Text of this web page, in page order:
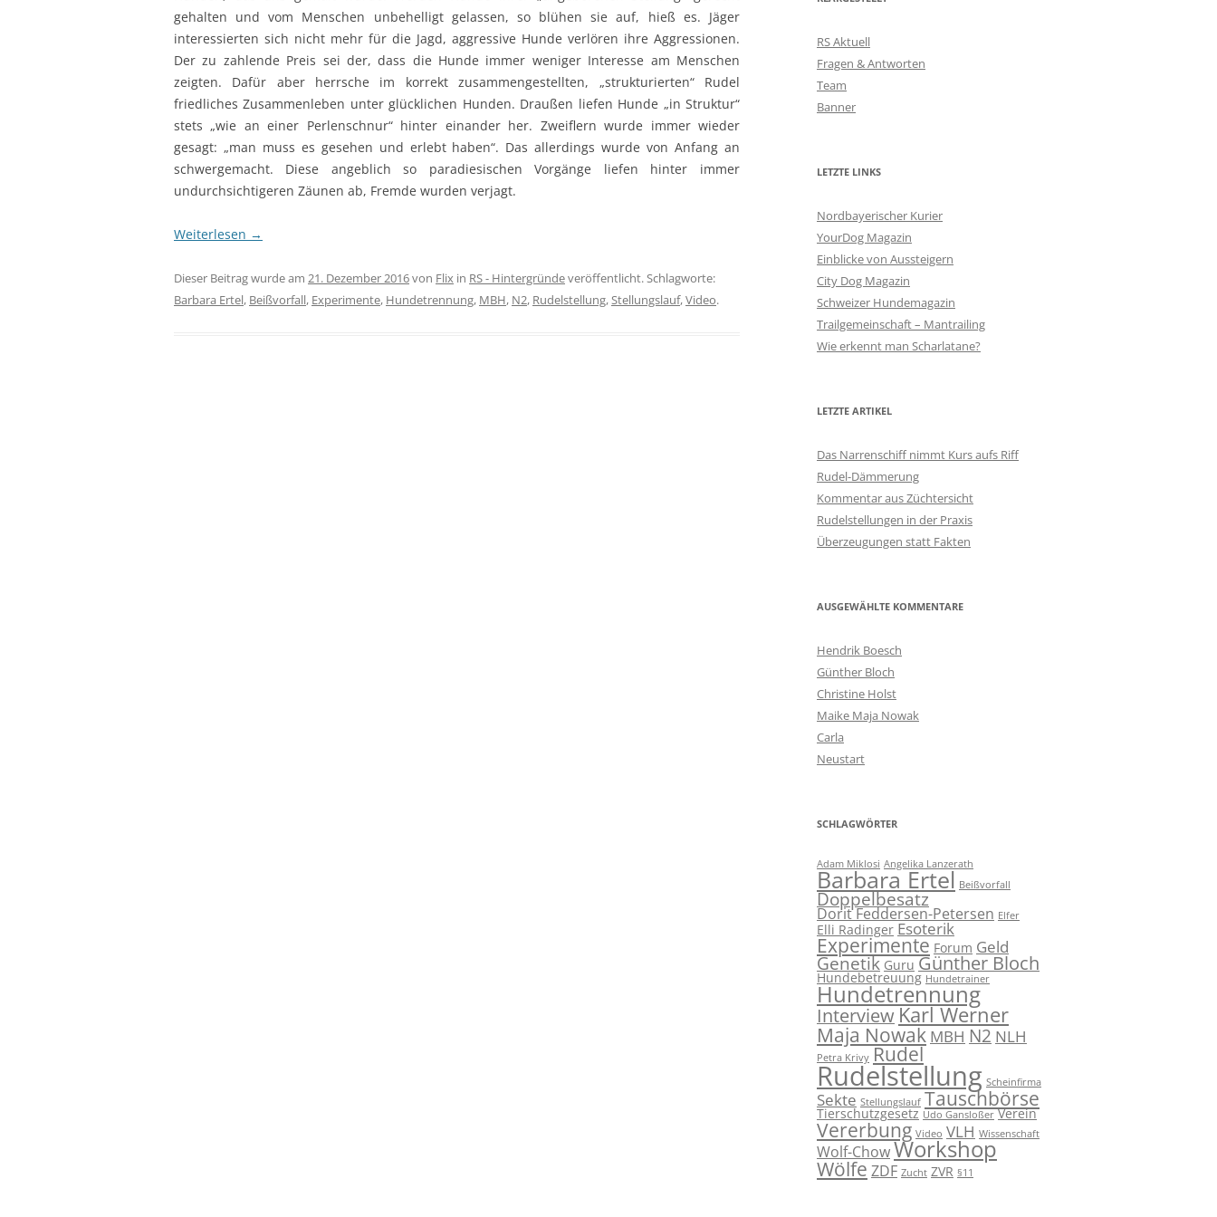
RS – WAS IST DAS? RS-WORKSHOPS
RS-ZITATE
RS-BEWERTUNG
THOMAS RIEPE
STEFAN KIRCHHOFF
MEUTEFÜHRER HEINZ FAHRER
BINDUNGSFORMEN
BLOCH: KANIDENVERBÄNDE
BLOCH IN „WÖLFE UND KINDER“
01/2014
THOMAS RIEPE IN DOGSTODAY
BAUMANN / GANSLOSSER IN „
WUFF“ 7-8 / 2014
GASTBEITRAG PETRA KEIL
SCHON BEIM ALTER VERSCHÄTZT
„NUR CHAOS“
„ERFOLG“ EINES WORKSHOPS
INNEN GUT, AUSSEN BÖSE
gehalten und vom Menschen unbehelligt gelassen, so blühen sie auf, hieß es. Jäger
interessierten sich nicht mehr für die Jagd, aggressive Hunde verlören ihre Aggressionen.
Der zu zahlende Preis sei der, dass die Hunde immer weniger Interesse am Menschen
zeigten. Dafür aber herrsche im korrekt zusammengestellten, „strukturierten“ Rudel
friedliches Zusammenleben unter glücklichen Hunden. Draußen liefen Hunde „in Struktur“
stets „wie an einer Perlenschnur“ hinter einander her. Zweiflern wurde immer wieder
gesagt: „man muss es gesehen und erlebt haben“. Das allerdings wurde von Anfang an
schwergemacht. Diese angeblich so paradiesischen Vorgänge liefen hinter immer
undurchsichtigeren Zäunen ab, Fremde wurden verjagt.
Weiterlesen →
Dieser Beitrag wurde am 21. Dezember 2016von Flix in RS - Hintergründeveröffentlicht. Schlagworte:
Barbara Ertel, Beißvorfall, Experimente, Hundetrennung, MBH, N2, Rudelstellung,Stellungslauf,Video.
RS Aktuell
Fragen & Antworten
Team
Banner
LETZTE LINKS
Nordbayerischer Kurier
YourDog Magazin
Einblicke von Aussteigern
City Dog Magazin
Schweizer Hundemagazin
Trailgemeinschaft – Mantrailing
Wie erkennt man Scharlatane?
LETZTE ARTIKEL
Das Narrenschiff nimmt Kurs aufs Riff
Rudel-Dämmerung
Kommentar aus Züchtersicht
Rudelstellungen in der Praxis
Überzeugungen statt Fakten
AUSGEWÄHLTE KOMMENTARE
Hendrik Boesch
Günther Bloch
Christine Holst
Maike Maja Nowak
Carla
Neustart
SCHLAGWÖRTER
Adam Miklosi Angelika Lanzerath
Barbara Ertel Beißvorfall
Doppelbesatz
Dorit Feddersen-Petersen Elfer
Elli Radinger Esoterik
Experimente Forum Geld
Genetik Guru Günther Bloch
Hundebetreuung Hundetrainer
Hundetrennung
InterviewKarl Werner
Maja Nowak MBH N2 NLH
Petra Krivy Rudel
Rudelstellung Scheinfirma
Sekte Stellungslauf Tauschbörse
Tierschutzgesetz Udo Gansloßer Verein
Vererbung Video VLH Wissenschaft
Wolf-ChowWorkshop
Wölfe ZDF Zucht ZVR §11